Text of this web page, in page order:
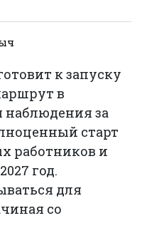
к запуску
в
за
старт
работников и
год.
для
со